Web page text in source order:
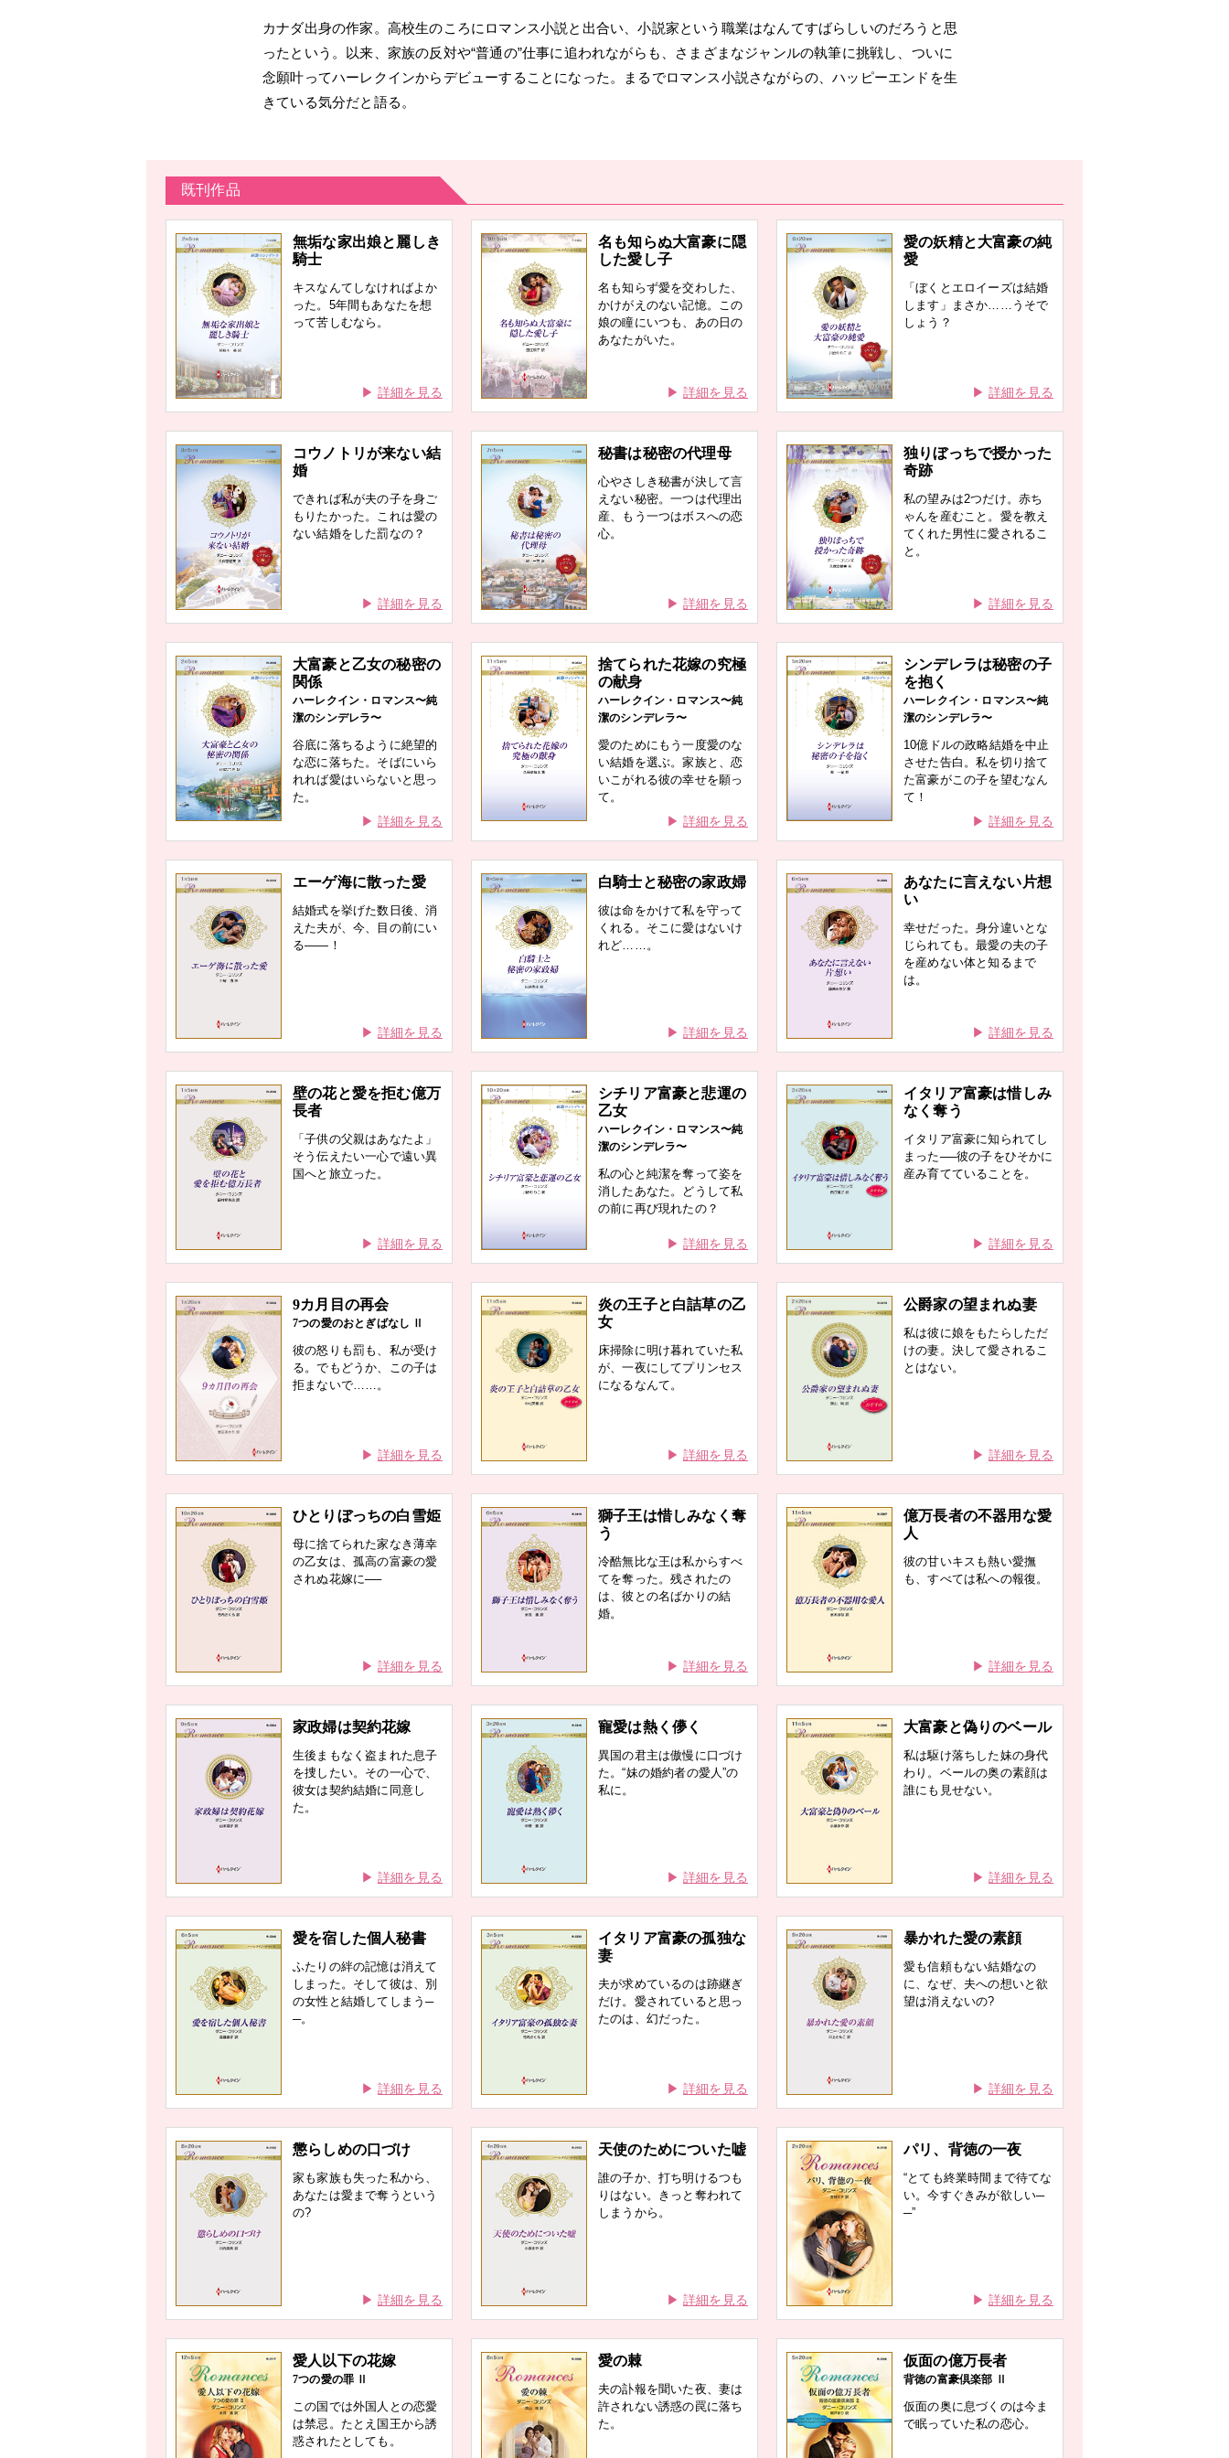
カナダ出身の作家。高校生のころにロマンス小説と出合い、小説家という職業はなんてすばらしいのだろうと思
ったという。以来、家族の反対や“普通の”仕事に追われながらも、さまざまなジャンルの執筆に挑戦し、ついに
念願叶ってハーレクインからデビューすることになった。まるでロマンス小説さながらの、ハッピーエンドを生
きている気分だと語る。
既刊作品
無垢な家出娘と麗しき
騎士
キスなんてしなければよか
った。5年間もあなたを想
って苦しむなら。
詳細を見る
名も知らぬ大富豪に隠
した愛し子
名も知らず愛を交わした、
かけがえのない記憶。この
娘の瞳にいつも、あの日の
あなたがいた。
詳細を見る
愛の妖精と大富豪の純
愛
「ぼくとエロイーズは結婚
します」まさか……うそで
しょう？
詳細を見る
コウノトリが来ない結
婚
できれば私が夫の子を身ご
もりたかった。これは愛の
ない結婚をした罰なの？
詳細を見る
秘書は秘密の代理母
心やさしき秘書が決して言
えない秘密。一つは代理出
産、もう一つはボスへの恋
心。
詳細を見る
独りぼっちで授かった
奇跡
私の望みは2つだけ。赤ち
ゃんを産むこと。愛を教え
てくれた男性に愛されるこ
と。
詳細を見る
大富豪と乙女の秘密の
関係
ハーレクイン・ロマンス〜純
潔のシンデレラ〜
谷底に落ちるように絶望的
な恋に落ちた。そばにいら
れれば愛はいらないと思っ
た。
詳細を見る
捨てられた花嫁の究極
の献身
ハーレクイン・ロマンス〜純
潔のシンデレラ〜
愛のためにもう一度愛のな
い結婚を選ぶ。家族と、恋
いこがれる彼の幸せを願っ
て。
詳細を見る
シンデレラは秘密の子
を抱く
ハーレクイン・ロマンス〜純
潔のシンデレラ〜
10億ドルの政略結婚を中止
させた告白。私を切り捨て
た富豪がこの子を望むなん
て！
詳細を見る
エーゲ海に散った愛
結婚式を挙げた数日後、消
えた夫が、今、目の前にい
る——！
詳細を見る
白騎士と秘密の家政婦
彼は命をかけて私を守って
くれる。そこに愛はないけ
れど……。
詳細を見る
あなたに言えない片想
い
幸せだった。身分違いとな
じられても。最愛の夫の子
を産めない体と知るまで
は。
詳細を見る
壁の花と愛を拒む億万
長者
「子供の父親はあなたよ」
そう伝えたい一心で遠い異
国へと旅立った。
詳細を見る
シチリア富豪と悲運の
乙女
ハーレクイン・ロマンス〜純
潔のシンデレラ〜
私の心と純潔を奪って姿を
消したあなた。どうして私
の前に再び現れたの？
詳細を見る
イタリア富豪は惜しみ
なく奪う
イタリア富豪に知られてし
まった──彼の子をひそかに
産み育てていることを。
詳細を見る
9カ月目の再会
7つの愛のおとぎばなし Ⅱ
彼の怒りも罰も、私が受け
る。でもどうか、この子は
拒まないで……。
詳細を見る
炎の王子と白詰草の乙
女
床掃除に明け暮れていた私
が、一夜にしてプリンセス
になるなんて。
詳細を見る
公爵家の望まれぬ妻
私は彼に娘をもたらしただ
けの妻。決して愛されるこ
とはない。
詳細を見る
ひとりぼっちの白雪姫
母に捨てられた家なき薄幸
の乙女は、孤高の富豪の愛
されぬ花嫁に──
詳細を見る
獅子王は惜しみなく奪
う
冷酷無比な王は私からすべ
てを奪った。残されたの
は、彼との名ばかりの結
婚。
詳細を見る
億万長者の不器用な愛
人
彼の甘いキスも熱い愛撫
も、すべては私への報復。
詳細を見る
家政婦は契約花嫁
生後まもなく盗まれた息子
を捜したい。その一心で、
彼女は契約結婚に同意し
た。
詳細を見る
寵愛は熱く儚く
異国の君主は傲慢に口づけ
た。“妹の婚約者の愛人”の
私に。
詳細を見る
大富豪と偽りのベール
私は駆け落ちした妹の身代
わり。ベールの奥の素顔は
誰にも見せない。
詳細を見る
愛を宿した個人秘書
ふたりの絆の記憶は消えて
しまった。そして彼は、別
の女性と結婚してしまう─
─。
詳細を見る
イタリア富豪の孤独な
妻
夫が求めているのは跡継ぎ
だけ。愛されていると思っ
たのは、幻だった。
詳細を見る
暴かれた愛の素顔
愛も信頼もない結婚なの
に、なぜ、夫への想いと欲
望は消えないの?
詳細を見る
懲らしめの口づけ
家も家族も失った私から、
あなたは愛まで奪うという
の?
詳細を見る
天使のためについた嘘
誰の子か、打ち明けるつも
りはない。きっと奪われて
しまうから。
詳細を見る
パリ、背徳の一夜
“とても終業時間まで待てな
い。今すぐきみが欲しい─
─”
詳細を見る
愛人以下の花嫁
7つの愛の罪 Ⅱ
この国では外国人との恋愛
は禁忌。たとえ国王から誘
惑されたとしても。
愛の棘
夫の訃報を聞いた夜、妻は
許されない誘惑の罠に落ち
た。
仮面の億万長者
背徳の富豪倶楽部 Ⅱ
仮面の奥に息づくのは今ま
で眠っていた私の恋心。